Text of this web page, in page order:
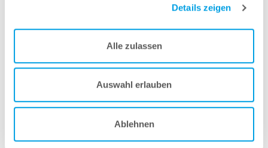
Details zeigen
Alle zulassen
Auswahl erlauben
Ablehnen
mit flexiblen Supportlösungen dafür, dass Ihre
Security
HP Business‑PCs bieten eine Vielzahl integrierter
Sicherheitsfunktionen, die Daten, Identitäten und